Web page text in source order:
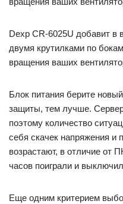
Dexp CR-6025U добавит в
двумя крутилками по
вращения ваших
Блок питания берите
защиты, тем лучше.
поэтому количество
себя скачек напряжения и
возрастают, в отличие от
часов поиграли и
Еще одним критерием